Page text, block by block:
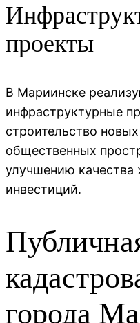
проекты
В Мариинске
инфраструктурные
строительство
общественных
улучшению
инвестиций.
города